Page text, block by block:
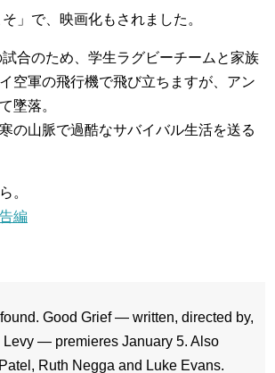
」で、映画化もされました。
合のため、学生ラグビーチームと家族
空軍の飛行機で飛び立ちますが、アン
墜落。
の山脈で過酷なサバイバル生活を送る
。
編
Good Grief — written, directed by,
Levy — premieres January 5. Also
Ruth Negga and Luke Evans.